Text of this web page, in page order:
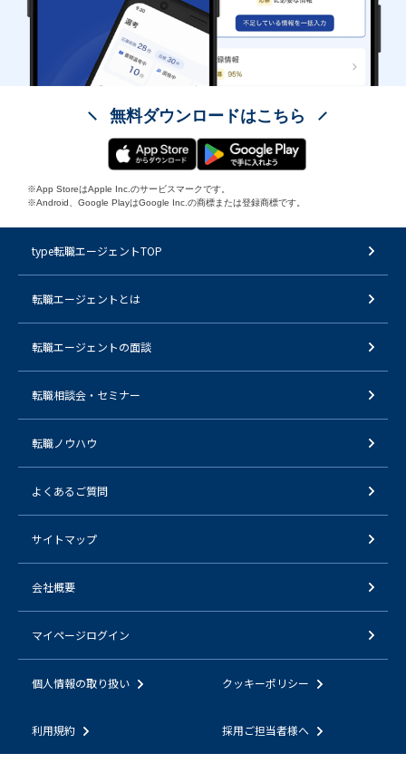
無料ダウンロードはこちら
※App StoreはApple Inc.のサービスマークです。
※Android、Google PlayはGoogle Inc.の商標または登録商標です。
type転職エージェントTOP
転職エージェントとは
転職エージェントの面談
転職相談会・セミナー
転職ノウハウ
よくあるご質問
サイトマップ
会社概要
マイページログイン
個人情報の取り扱い クッキーポリシー
利用規約 採用ご担当者様へ